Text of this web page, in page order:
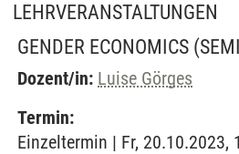
LEHRVERANSTALTUNGEN
GENDER ECONOMICS
Dozent/in: Luise Görges
Termin:
Einzeltermin | Fr, 20.10.2023,